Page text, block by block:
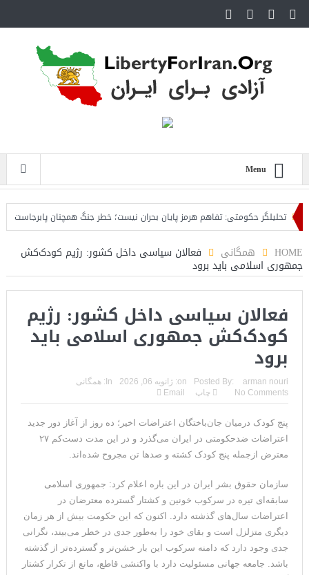
Menu
تحلیلگر حکومتی: تفاهم هرمز پایان بحران نیست؛ خطر جنگ همچنان پابرجاست
HOME همگانی فعالان سیاسی داخل کشور: رژیم کودک‌کش
جمهوری اسلامی باید برود
فعالان سیاسی داخل کشور: رژیم
کودک‌کش جمهوری اسلامی باید
برود
Posted By: arman nouri
on: ژانویه 06, 2026 In: همگانی
No Comments
چاپ Email
پنج کودک درمیان جان‌باختگان اعتراضات اخیر؛ ده روز از آغاز دور جدید
اعتراضات ضدحکومتی در ایران می‌گذرد و در این مدت دست‌کم ۲۷
معترض ازجمله پنج کودک کشته و صدها تن مجروح شده‌اند.
سازمان حقوق بشر ایران در این باره اعلام کرد: جمهوری اسلامی
سابقه‌ای تیره در سرکوب خونین و کشتار گسترده معترضان در
اعتراضات سال‌های گذشته دارد. اکنون که این حکومت بیش از هر زمان
دیگری متزلزل است و بقای خود را به‌طور جدی در خطر می‌بیند، نگرانی
جدی وجود دارد که دامنه سرکوب این بار خشن‌تر و گسترده‌تر از گذشته
باشد. جامعه جهانی مسئولیت دارد با واکنشی قاطع، مانع از تکرار کشتار